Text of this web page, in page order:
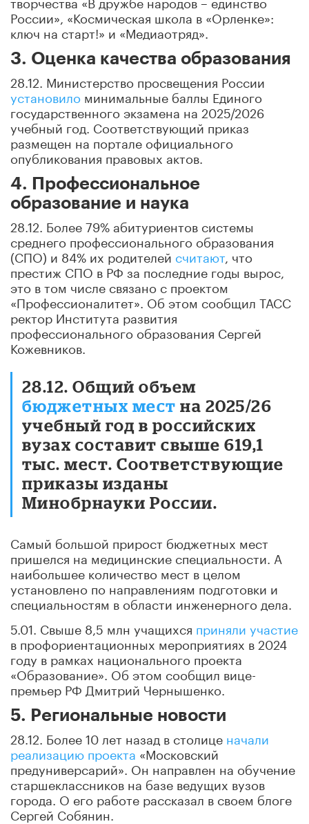
России», «Космическая школа в «Орленке»:
ключ на старт!» и «Медиаотряд».
3. Оценка качества образования
28.12. Министерство просвещения России
установило минимальные баллы Единого
государственного экзамена на 2025/2026
учебный год. Соответствующий приказ
размещен на портале официального
опубликования правовых актов.
4. Профессиональное
образование и наука
28.12. Более 79% абитуриентов системы
среднего профессионального образования
(СПО) и 84% их родителей считают, что
престиж СПО в РФ за последние годы вырос,
это в том числе связано с проектом
«Профессионалитет». Об этом сообщил ТАСС
ректор Института развития
профессионального образования Сергей
Кожевников.
28.12. Общий объем
бюджетных мест на 2025/26
учебный год в российских
вузах составит свыше 619,1
тыс. мест. Соответствующие
приказы изданы
Минобрнауки России.
Самый большой прирост бюджетных мест
пришелся на медицинские специальности. А
наибольшее количество мест в целом
установлено по направлениям подготовки и
специальностям в области инженерного дела.
5.01. Свыше 8,5 млн учащихся приняли участие
в профориентационных мероприятиях в 2024
году в рамках национального проекта
«Образование». Об этом сообщил вице-
премьер РФ Дмитрий Чернышенко.
5. Региональные новости
28.12. Более 10 лет назад в столице начали
реализацию проекта «Московский
предуниверсарий». Он направлен на обучение
старшеклассников на базе ведущих вузов
города. О его работе рассказал в своем блоге
Сергей Собянин.